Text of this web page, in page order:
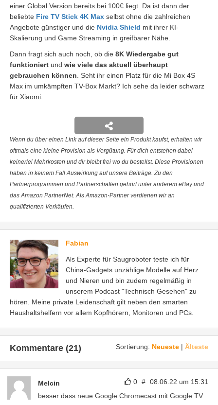
einer Global Version bereits bei 100€ liegt. Da ist dann der
beliebte Fire TV Stick 4K Max selbst ohne die zahlreichen
Angebote günstiger und die Nvidia Shield mit ihrer KI-
Skalierung und Game Streaming in greifbarer Nähe.
Dann fragt sich auch noch, ob die 8K Wiedergabe gut
funktioniert und wie viele das aktuell überhaupt
gebrauchen können . Seht ihr einen Platz für die Mi Box 4S
Max im umkämpften TV-Box Markt? Ich sehe da leider schwarz
für Xiaomi.
Wenn du über einen Link auf dieser Seite ein Produkt kaufst, erhalten wir
oftmals eine kleine Provision als Vergütung. Für dich entstehen dabei
keinerlei Mehrkosten und dir bleibt frei wo du bestellst. Diese Provisionen
haben in keinem Fall Auswirkung auf unsere Beiträge. Zu den
Partnerprogrammen und Partnerschaften gehört unter anderem eBay und
das Amazon PartnerNet. Als Amazon-Partner verdienen wir an
qualifizierten Verkäufen.
Fabian
Als Experte für Saugroboter teste ich für
China-Gadgets unzählige Modelle auf Herz
und Nieren und bin zudem regelmäßig in
unserem Podcast "Technisch Gesehen" zu
hören. Meine private Leidenschaft gilt neben den smarten
Haushaltshelfern vor allem Kopfhörern, Monitoren und PCs.
Sortierung: Neueste | Älteste
Kommentare (21)
0 # 08.06.22 um 15:31
Melcin
besser dass neue Google Chromecast mit Google TV